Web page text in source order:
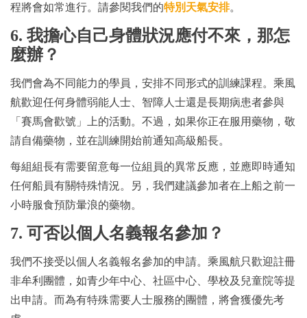
程將會如常進行。請參閱我們的特別天氣安排。
6. 我擔心自己身體狀況應付不來，那怎
麼辦？
我們會為不同能力的學員，安排不同形式的訓練課程。乘風
航歡迎任何身體弱能人士、智障人士還是長期病患者參與
「賽馬會歡號」上的活動。不過，如果你正在服用藥物，敬
請自備藥物，並在訓練開始前通知高級船長。
每組組長有需要留意每一位組員的異常反應，並應即時通知
任何船員有關特殊情況。另，我們建議參加者在上船之前一
小時服食預防暈浪的藥物。
7. 可否以個人名義報名參加？
我們不接受以個人名義報名參加的申請。乘風航只歡迎註冊
非牟利團體，如青少年中心、社區中心、學校及兒童院等提
出申請。而為有特殊需要人士服務的團體，將會獲優先考